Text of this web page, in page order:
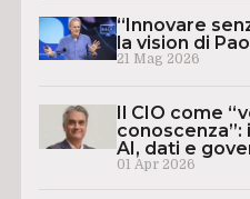
“Innovare
la vision di
21 Mag 2026
Il CIO come
conoscenza”:
AI, dati e
01 Apr 2026